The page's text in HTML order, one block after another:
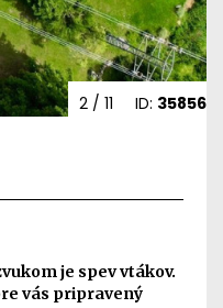
ID: 35856
2/ 11
je spev vtákov.
vás pripravený